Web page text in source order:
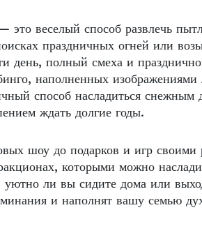
веселый способ развлечь
праздничных огней или
день, полный смеха и
наполненных
способ насладиться
ждать долгие годы.
шоу до подарков и игр
которыми можно
уютно ли вы сидите дома или
и наполнят вашу семью